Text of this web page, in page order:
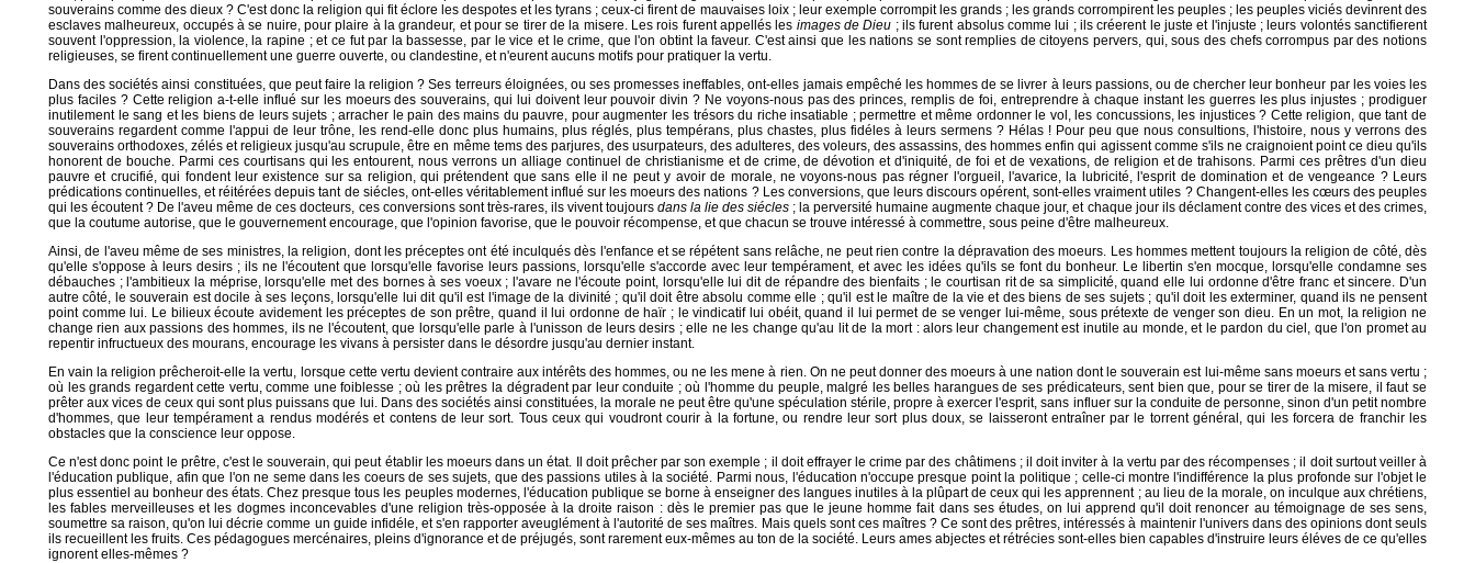
souverains comme des dieux ? C'est donc la religion qui fit éclore les despotes et les tyrans ; ceux-ci firent de mauvaises loix ; leur exemple corrompit les grands ; les grands corrompirent les peuples ; les peuples viciés devinrent des
esclaves malheureux, occupés à se nuire, pour plaire à la grandeur, et pour se tirer de la misere. Les rois furent appellés les images de Dieu ; ils furent absolus comme lui ; ils créerent le juste et l'injuste ; leurs volontés sanctifierent
souvent l'oppression, la violence, la rapine ; et ce fut par la bassesse, par le vice et le crime, que l'on obtint la faveur. C'est ainsi que les nations se sont remplies de citoyens pervers, qui, sous des chefs corrompus par des notions
religieuses, se firent continuellement une guerre ouverte, ou clandestine, et n'eurent aucuns motifs pour pratiquer la vertu.
Dans des sociétés ainsi constituées, que peut faire la religion ? Ses terreurs éloignées, ou ses promesses ineffables, ont-elles jamais empêché les hommes de se livrer à leurs passions, ou de chercher leur bonheur par les voies les
plus faciles ? Cette religion a-t-elle influé sur les moeurs des souverains, qui lui doivent leur pouvoir divin ? Ne voyons-nous pas des princes, remplis de foi, entreprendre à chaque instant les guerres les plus injustes ; prodiguer
inutilement le sang et les biens de leurs sujets ; arracher le pain des mains du pauvre, pour augmenter les trésors du riche insatiable ; permettre et même ordonner le vol, les concussions, les injustices ? Cette religion, que tant de
souverains regardent comme l'appui de leur trône, les rend-elle donc plus humains, plus réglés, plus tempérans, plus chastes, plus fidéles à leurs sermens ? Hélas ! Pour peu que nous consultions, l'histoire, nous y verrons des
souverains orthodoxes, zélés et religieux jusqu'au scrupule, être en même tems des parjures, des usurpateurs, des adulteres, des voleurs, des assassins, des hommes enfin qui agissent comme s'ils ne craignoient point ce dieu qu'ils
honorent de bouche. Parmi ces courtisans qui les entourent, nous verrons un alliage continuel de christianisme et de crime, de dévotion et d'iniquité, de foi et de vexations, de religion et de trahisons. Parmi ces prêtres d'un dieu
pauvre et crucifié, qui fondent leur existence sur sa religion, qui prétendent que sans elle il ne peut y avoir de morale, ne voyons-nous pas régner l'orgueil, l'avarice, la lubricité, l'esprit de domination et de vengeance ? Leurs
prédications continuelles, et réitérées depuis tant de siécles, ont-elles véritablement influé sur les moeurs des nations ? Les conversions, que leurs discours opérent, sont-elles vraiment utiles ? Changent-elles les cœurs des peuples
qui les écoutent ? De l'aveu même de ces docteurs, ces conversions sont très-rares, ils vivent toujours dans la lie des siécles ; la perversité humaine augmente chaque jour, et chaque jour ils déclament contre des vices et des crimes,
que la coutume autorise, que le gouvernement encourage, que l'opinion favorise, que le pouvoir récompense, et que chacun se trouve intéressé à commettre, sous peine d'être malheureux.
Ainsi, de l'aveu même de ses ministres, la religion, dont les préceptes ont été inculqués dès l'enfance et se répétent sans relâche, ne peut rien contre la dépravation des moeurs. Les hommes mettent toujours la religion de côté, dès
qu'elle s'oppose à leurs desirs ; ils ne l'écoutent que lorsqu'elle favorise leurs passions, lorsqu'elle s'accorde avec leur tempérament, et avec les idées qu'ils se font du bonheur. Le libertin s'en mocque, lorsqu'elle condamne ses
débauches ; l'ambitieux la méprise, lorsqu'elle met des bornes à ses voeux ; l'avare ne l'écoute point, lorsqu'elle lui dit de répandre des bienfaits ; le courtisan rit de sa simplicité, quand elle lui ordonne d'être franc et sincere. D'un
autre côté, le souverain est docile à ses leçons, lorsqu'elle lui dit qu'il est l'image de la divinité ; qu'il doit être absolu comme elle ; qu'il est le maître de la vie et des biens de ses sujets ; qu'il doit les exterminer, quand ils ne pensent
point comme lui. Le bilieux écoute avidement les préceptes de son prêtre, quand il lui ordonne de haïr ; le vindicatif lui obéit, quand il lui permet de se venger lui-même, sous prétexte de venger son dieu. En un mot, la religion ne
change rien aux passions des hommes, ils ne l'écoutent, que lorsqu'elle parle à l'unisson de leurs desirs ; elle ne les change qu'au lit de la mort : alors leur changement est inutile au monde, et le pardon du ciel, que l'on promet au
repentir infructueux des mourans, encourage les vivans à persister dans le désordre jusqu'au dernier instant.
En vain la religion prêcheroit-elle la vertu, lorsque cette vertu devient contraire aux intérêts des hommes, ou ne les mene à rien. On ne peut donner des moeurs à une nation dont le souverain est lui-même sans moeurs et sans vertu ;
où les grands regardent cette vertu, comme une foiblesse ; où les prêtres la dégradent par leur conduite ; où l'homme du peuple, malgré les belles harangues de ses prédicateurs, sent bien que, pour se tirer de la misere, il faut se
prêter aux vices de ceux qui sont plus puissans que lui. Dans des sociétés ainsi constituées, la morale ne peut être qu'une spéculation stérile, propre à exercer l'esprit, sans influer sur la conduite de personne, sinon d'un petit nombre
d'hommes, que leur tempérament a rendus modérés et contens de leur sort. Tous ceux qui voudront courir à la fortune, ou rendre leur sort plus doux, se laisseront entraîner par le torrent général, qui les forcera de franchir les
obstacles que la conscience leur oppose.
Ce n'est donc point le prêtre, c'est le souverain, qui peut établir les moeurs dans un état. Il doit prêcher par son exemple ; il doit effrayer le crime par des châtimens ; il doit inviter à la vertu par des récompenses ; il doit surtout veiller à
l'éducation publique, afin que l'on ne seme dans les coeurs de ses sujets, que des passions utiles à la société. Parmi nous, l'éducation n'occupe presque point la politique ; celle-ci montre l'indifférence la plus profonde sur l'objet le
plus essentiel au bonheur des états. Chez presque tous les peuples modernes, l'éducation publique se borne à enseigner des langues inutiles à la plûpart de ceux qui les apprennent ; au lieu de la morale, on inculque aux chrétiens,
les fables merveilleuses et les dogmes inconcevables d'une religion très-opposée à la droite raison : dès le premier pas que le jeune homme fait dans ses études, on lui apprend qu'il doit renoncer au témoignage de ses sens,
soumettre sa raison, qu'on lui décrie comme un guide infidéle, et s'en rapporter aveuglément à l'autorité de ses maîtres. Mais quels sont ces maîtres ? Ce sont des prêtres, intéressés à maintenir l'univers dans des opinions dont seuls
ils recueillent les fruits. Ces pédagogues mercénaires, pleins d'ignorance et de préjugés, sont rarement eux-mêmes au ton de la société. Leurs ames abjectes et rétrécies sont-elles bien capables d'instruire leurs éléves de ce qu'elles
ignorent elles-mêmes ?